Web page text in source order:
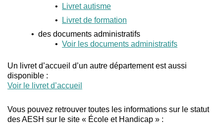
Livret autisme
Livret de formation
des documents administratifs
Voir les documents administratifs
Un livret d’accueil d’un autre département est aussi
disponible :
Voir le livret d’accueil
Vous pouvez retrouver toutes les informations sur le statut
des AESH sur le site « École et Handicap » :